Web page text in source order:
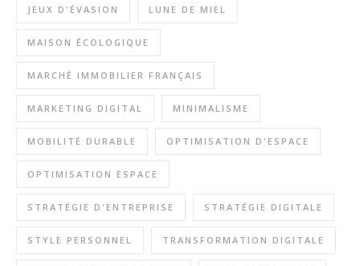
JEUX D'ÉVASION LUNE DE MIEL
MAISON ÉCOLOGIQUE
MARCHÉ IMMOBILIER FRANÇAIS
MARKETING DIGITAL MINIMALISME
MOBILITÉ DURABLE OPTIMISATION D'ESPACE
OPTIMISATION ESPACE
STRATÉGIE D'ENTREPRISE STRATÉGIE DIGITALE
STYLE PERSONNEL TRANSFORMATION DIGITALE